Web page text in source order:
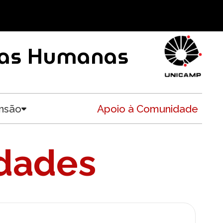
Humanas
Apoio à Comunidade